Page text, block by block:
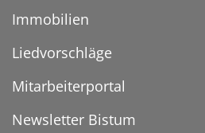
Immobilien
Liedvorschläge
Mitarbeiterportal
Newsletter Bistum